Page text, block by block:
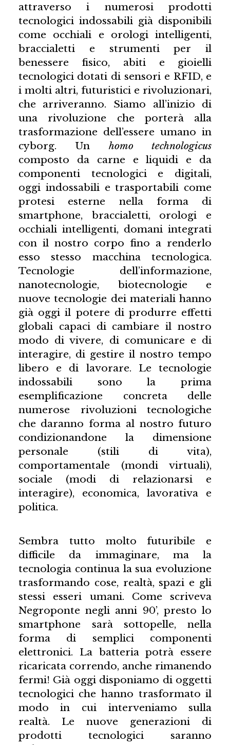
attraverso i numerosi prodotti
tecnologici indossabili già disponibili
come occhiali e orologi intelligenti,
braccialetti e strumenti per il
benessere fisico, abiti e gioielli
tecnologici dotati di sensori e RFID, e
i molti altri, futuristici e rivoluzionari,
che arriveranno. Siamo all’inizio di
una rivoluzione che porterà alla
trasformazione dell’essere umano in
cyborg. Un homo technologicus
composto da carne e liquidi e da
componenti tecnologici e digitali,
oggi indossabili e trasportabili come
protesi esterne nella forma di
smartphone, braccialetti, orologi e
occhiali intelligenti, domani integrati
con il nostro corpo fino a renderlo
esso stesso macchina tecnologica.
Tecnologie dell’informazione,
nanotecnologie, biotecnologie e
nuove tecnologie dei materiali hanno
già oggi il potere di produrre effetti
globali capaci di cambiare il nostro
modo di vivere, di comunicare e di
interagire, di gestire il nostro tempo
libero e di lavorare. Le tecnologie
indossabili sono la prima
esemplificazione concreta delle
numerose rivoluzioni tecnologiche
che daranno forma al nostro futuro
condizionandone la dimensione
personale (stili di vita),
comportamentale (mondi virtuali),
sociale (modi di relazionarsi e
interagire), economica, lavorativa e
politica.
Sembra tutto molto futuribile e
difficile da immaginare, ma la
tecnologia continua la sua evoluzione
trasformando cose, realtà, spazi e gli
stessi esseri umani. Come scriveva
Negroponte negli anni 90’, presto lo
smartphone sarà sottopelle, nella
forma di semplici componenti
elettronici. La batteria potrà essere
ricaricata correndo, anche rimanendo
fermi! Già oggi disponiamo di oggetti
tecnologici che hanno trasformato il
modo in cui interveniamo sulla
realtà. Le nuove generazioni di
prodotti tecnologici saranno